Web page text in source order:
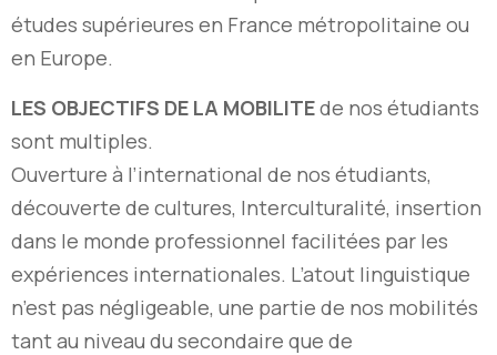
études supérieures en France métropolitaine ou
en Europe.
LES OBJECTIFS DE LA MOBILITEde nos étudiants
sont multiples.
Ouverture à l’international de nos étudiants,
découverte de cultures, Interculturalité, insertion
dans le monde professionnel facilitées par les
expériences internationales. L’atout linguistique
n’est pas négligeable, une partie de nos mobilités
tant au niveau du secondaire que de